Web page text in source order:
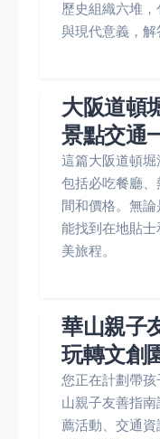
歷史組織六堆
與現代意義，解
大阪道頓
景點交通
這篇大阪道頓堀
包括必吃餐廳
間和價格。無
能找到在地貼
美旅程。
華山親子
玩轉文創
您正在計劃帶
山親子友善指
薦活動、交通